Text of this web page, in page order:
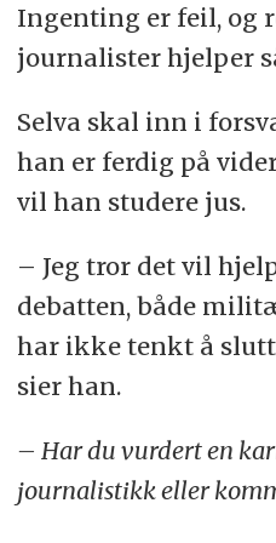
Ingenting er feil, og
journalister hjelper
Selva skal inn i
han er ferdig på
vil han studere jus.
– Jeg tror det vil
debatten, både
har ikke tenkt å
sier han.
– Har du vurdert en
journalistikk eller